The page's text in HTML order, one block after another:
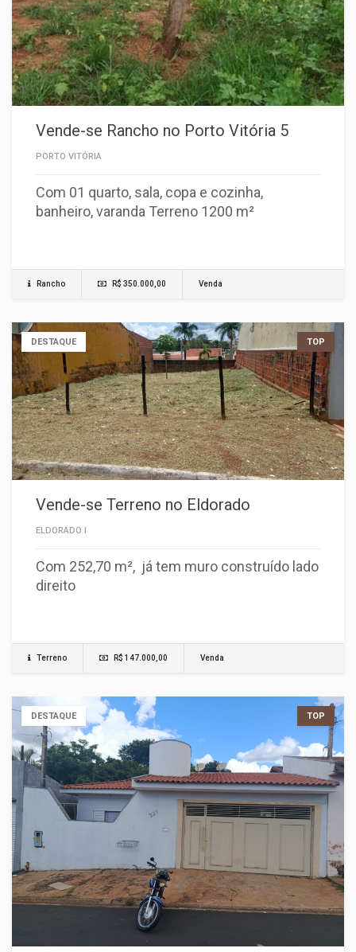
Vende-se Rancho no Porto Vitória 5
PORTO VITÓRIA
Com 01 quarto, sala, copa e cozinha,
banheiro, varanda Terreno 1200 m²
Rancho R$ 350.000,00 Venda
DESTAQUE TOP
Vende-se Terreno no Eldorado
ELDORADO I
Com 252,70 m², já tem muro construído lado
direito
Terreno R$ 147.000,00 Venda
DESTAQUE TOP